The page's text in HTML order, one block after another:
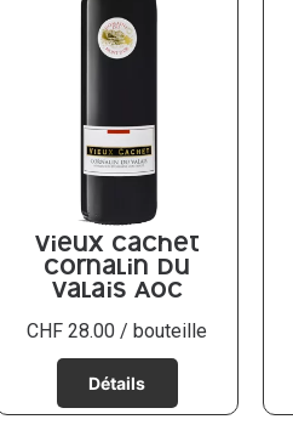
Vieux Cachet
Cornalin du
Valais AOC
CHF 28.00 / bouteille